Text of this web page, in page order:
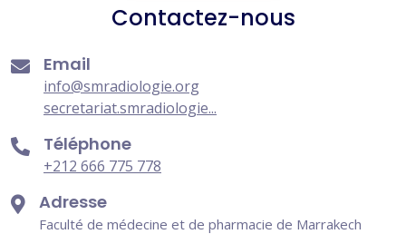
Contactez-nous
Email
info@smradiologie.org
secretariat.smradiologie...
Téléphone
+212 666 775 778
Adresse
Faculté de médecine et de pharmacie de Marrakech